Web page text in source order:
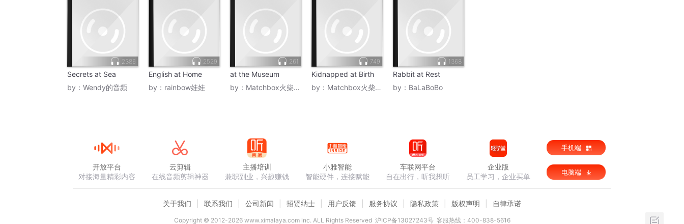
2386
Secrets at Sea
by： Wendy的音频
2529
English at Home
by： rainbow娃娃
261
at the Museum
by： Matchbox火柴盒子
749
Kidnapped at Birth
by： Matchbox火柴盒子
1368
Rabbit at Rest
by： BaLaBoBo
开放平台
对接海量精彩内容
云剪辑
在线音频剪辑神器
主播培训
兼职副业，兴趣赚钱
小雅智能
智能硬件，连接赋能
车联网平台
自在出行，听我想听
企业版
员工学习，企业买单
手机端
电脑端
关于我们 联系我们 公司新闻 招贤纳士 用户反馈 服务协议 隐私政策 版权声明 自律承诺
Copyright © 2012-2026www.ximalaya.com lnc. ALL Rights Reserved 沪ICP备13027243号 客服热线：400-838-5616